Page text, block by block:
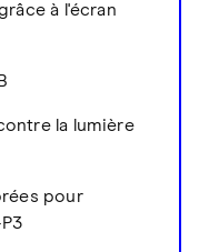
à l'écran
la lumière
pour